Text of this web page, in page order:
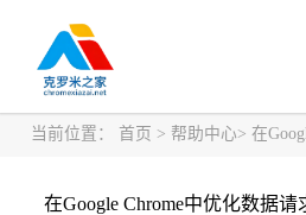
当前位置： 首页 > 帮助中心> 在Google
在Google Chrome中优化数据